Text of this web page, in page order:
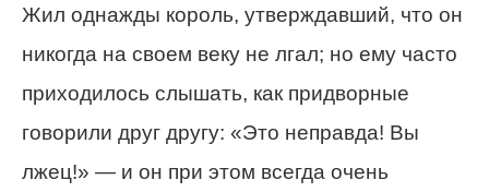
Жил однажды король, утверждавший, что он
никогда на своем веку не лгал; но ему часто
приходилось слышать, как придворные
говорили друг другу: «Это неправда! Вы
лжец!» — и он при этом всегда очень